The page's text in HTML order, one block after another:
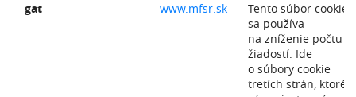
_gat www.mfsr.sk
Tento súbor cookie
sa používa
na zníženie počtu
žiadostí. Ide
o súbory cookie
tretích strán, ktoré